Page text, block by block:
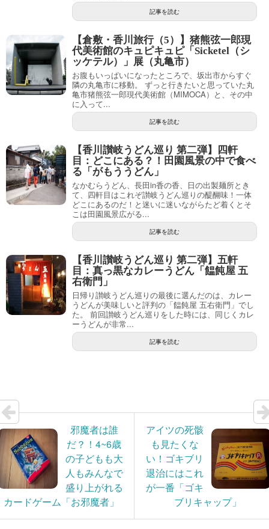
記事を読む
【倉敷・香川旅行（5）】猪熊弦一郎現
代美術館のキュピキュピ「Sicketel（シ
ッケテル）」展（丸亀市）
お腹もいっぱいになったところで、坂出市からすぐ
隣の丸亀市に移動。 ずっと行きたいと思っていた丸
亀市猪熊弦一郎現代美術館（MIMOCA）と、その中
に入って...
記事を読む
【香川讃岐うどん巡り 第二弾】四軒
目：どこにある？！田園風景の中で食べ
る「がもううどん」
なかむらうどん、長田in香の香、日の出製麺所とき
て、四軒目はこれぞ讃岐うどん巡りの醍醐味！一体
どこにあるのだ！と迷いに迷いながらたど着くとそ
こは田園風景広がる...
記事を読む
【香川讃岐うどん巡り 第二弾】五軒
目：真っ黒なカレーうどん「饂飩屋 五
右衛門」
日帰り讃岐うどん巡りの最後に選んだのは、カレー
うどんが美味しいと評判の「饂飩屋 五右衛門」でし
た。 前回讃岐うどん巡りをした時には、同じくカレ
ーうどんが非常...
記事を読む
邪魔者は誰
だ？！4~6歳
の子どもも大
人もみんなで
盛り上がれる
カードゲーム「お邪魔者」
アイツの死骸
も見たくな
い！ゴキブリ
退治にはこれ
が一番「ゴキ
ブリキャップ」